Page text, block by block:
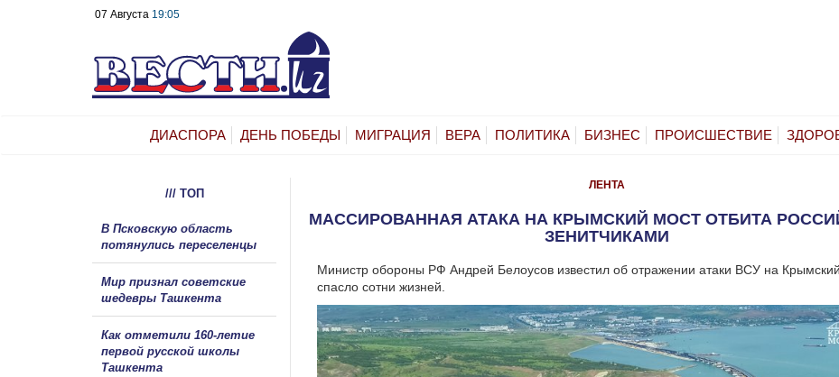
07 Августа 19:05
ДИАСПОРА ДЕНЬ ПОБЕДЫ МИГРАЦИЯ ВЕРА ПОЛИТИКА БИЗНЕС ПРОИСШЕСТВИЕ
ЛЕНТА
МАССИРОВАННАЯ АТАКА НА КРЫМСКИЙ МОСТ ОТБИТА
ЗЕНИТЧИКАМИ
Министр обороны РФ Андрей Белоусов известил об отражении атаки ВСУ на
спасло сотни жизней.
/// ТОП
В Псковскую область
потянулись переселенцы
Мир признал советские
шедевры Ташкента
Как отметили 160-летие
первой русской школы
Ташкента